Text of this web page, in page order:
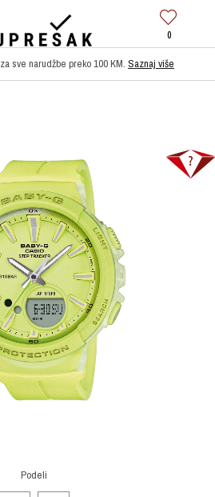
0
za sve narudžbe preko 100 KM. Saznaj više
Podeli